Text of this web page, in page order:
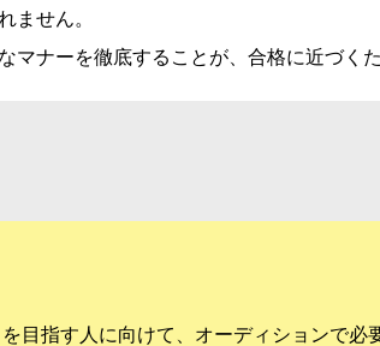
ません。
マナーを徹底することが、合格に近づく
目指す人に向けて、オーディションで